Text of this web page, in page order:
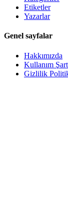
Etiketler
Yazarlar
Genel sayfalar
Hakkımızda
Kullanım
Gizlilik